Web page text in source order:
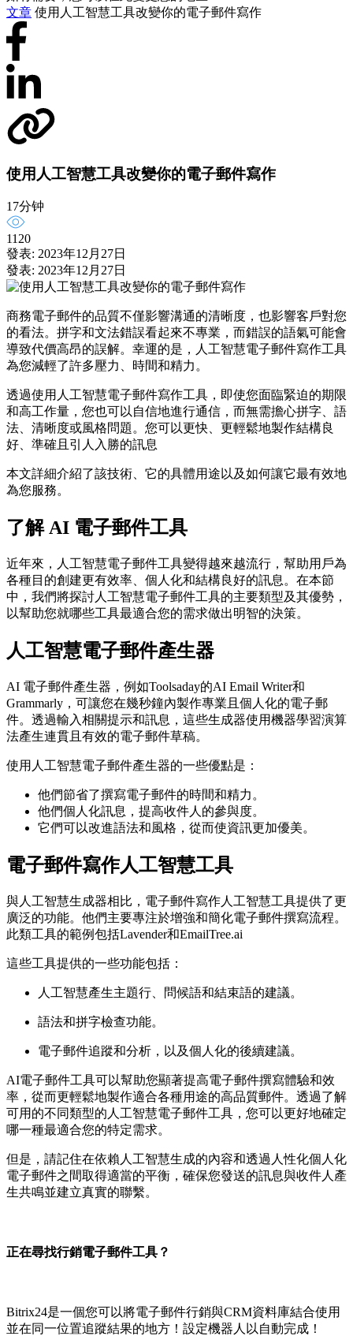
文章 使用人工智慧工具改變你的電子郵件寫作
使用人工智慧工具改變你的電子郵件寫作
17分钟
1120
發表: 2023年12月27日
發表: 2023年12月27日
商務電子郵件的品質不僅影響溝通的清晰度，也影響客戶對您
的看法。拼字和文法錯誤看起來不專業，而錯誤的語氣可能會
導致代價高昂的誤解。幸運的是，人工智慧電子郵件寫作工具
為您減輕了許多壓力、時間和精力。
透過使用人工智慧電子郵件寫作工具，即使您面臨緊迫的期限
和高工作量，您也可以自信地進行通信，而無需擔心拼字、語
法、清晰度或風格問題。您可以更快、更輕鬆地製作結構良
好、準確且引人入勝的訊息
本文詳細介紹了該技術、它的具體用途以及如何讓它最有效地
為您服務。
了解 AI 電子郵件工具
近年來，人工智慧電子郵件工具變得越來越流行，幫助用戶為
各種目的創建更有效率、個人化和結構良好的訊息。在本節
中，我們將探討人工智慧電子郵件工具的主要類型及其優勢，
以幫助您就哪些工具最適合您的需求做出明智的決策。
人工智慧電子郵件產生器
AI 電子郵件產生器，例如Toolsaday的AI Email Writer和
Grammarly，可讓您在幾秒鐘內製作專業且個人化的電子郵
件。透過輸入相關提示和訊息，這些生成器使用機器學習演算
法產生連貫且有效的電子郵件草稿。
使用人工智慧電子郵件產生器的一些優點是：
他們節省了撰寫電子郵件的時間和精力。
他們個人化訊息，提高收件人的參與度。
它們可以改進語法和風格，從而使資訊更加優美。
電子郵件寫作人工智慧工具
與人工智慧生成器相比，電子郵件寫作人工智慧工具提供了更
廣泛的功能。他們主要專注於增強和簡化電子郵件撰寫流程。
此類工具的範例包括Lavender和EmailTree.ai
這些工具提供的一些功能包括：
人工智慧產生主題行、問候語和結束語的建議。
語法和拼字檢查功能。
電子郵件追蹤和分析，以及個人化的後續建議。
AI電子郵件工具可以幫助您顯著提高電子郵件撰寫體驗和效
率，從而更輕鬆地製作適合各種用途的高品質郵件。透過了解
可用的不同類型的人工智慧電子郵件工具，您可以更好地確定
哪一種最適合您的特定需求。
但是，請記住在依賴人工智慧生成的內容和透過人性化個人化
電子郵件之間取得適當的平衡，確保您發送的訊息與收件人產
生共鳴並建立真實的聯繫。
正在尋找行銷電子郵件工具？
Bitrix24是一個您可以將電子郵件行銷與CRM資料庫結合使用
並在同一位置追蹤結果的地方！設定機器人以自動完成！